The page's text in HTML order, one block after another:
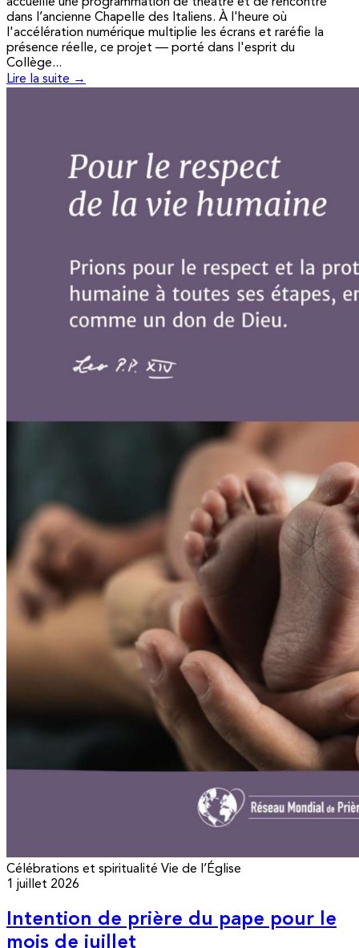
accueille une programmation de théâtre et de rencontre
dans l’ancienne Chapelle des Italiens. À l'heure où
l'accélération numérique multiplie les écrans et raréfie la
présence réelle, ce projet — porté dans l'esprit du
Collège...
Lire la suite →
Célébrations et spiritualité Vie de l’Église
1 juillet 2026
Intention de prière du pape pour le
mois de juillet